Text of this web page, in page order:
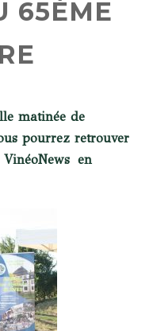
65ÈME
matinée de
pourrez retrouver
en